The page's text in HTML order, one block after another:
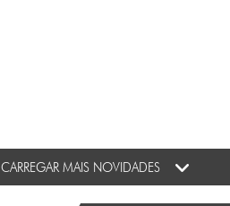
CARREGAR MAIS NOVIDADES